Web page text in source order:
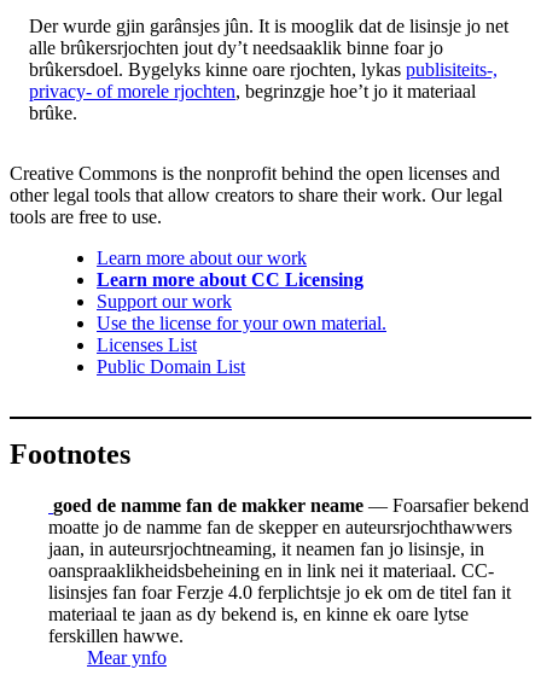
Der wurde gjin garânsjes jûn. It is mooglik dat de lisinsje jo net
alle brûkersrjochten jout dy’t needsaaklik binne foar jo
brûkersdoel. Bygelyks kinne oare rjochten, lykas publisiteits-,
privacy- of morele rjochten, begrinzgje hoe’t jo it materiaal
brûke.
Creative Commons is the nonprofit behind the open licenses and
other legal tools that allow creators to share their work. Our legal
tools are free to use.
Learn more about our work
Learn more about CC Licensing
Support our work
Use the license for your own material.
Licenses List
Public Domain List
Footnotes
goed de namme fan de makker neame — Foarsafier bekend
moatte jo de namme fan de skepper en auteursrjochthawwers
jaan, in auteursrjochtneaming, it neamen fan jo lisinsje, in
oanspraaklikheidsbeheining en in link nei it materiaal. CC-
lisinsjes fan foar Ferzje 4.0 ferplichtsje jo ek om de titel fan it
materiaal te jaan as dy bekend is, en kinne ek oare lytse
ferskillen hawwe.
Mear ynfo